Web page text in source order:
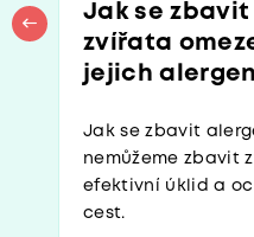
Jak se
zvířata
jejich
Jak se zbavit
nemůžeme zbavit
efektivní úklid a
cest.